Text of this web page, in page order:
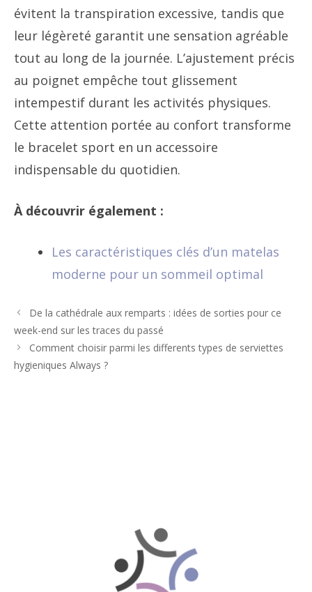
évitent la transpiration excessive, tandis que
leur légèreté garantit une sensation agréable
tout au long de la journée. L’ajustement précis
au poignet empêche tout glissement
intempestif durant les activités physiques.
Cette attention portée au confort transforme
le bracelet sport en un accessoire
indispensable du quotidien.
À découvrir également :
Les caractéristiques clés d’un matelas
moderne pour un sommeil optimal
De la cathédrale aux remparts : idées de sorties pour ce
week-end sur les traces du passé
Comment choisir parmi les differents types de serviettes
hygieniques Always ?